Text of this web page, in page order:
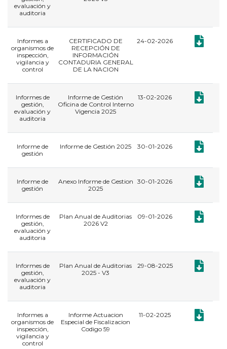
evaluación y
auditoria
Informes a
organismos de
inspección,
vigilancia y
control
CERTIFICADO DE
RECEPCIÓN DE
INFORMACIÓN
CONTADURIA GENERAL
DE LA NACION
24-02-2026
Informes de
gestión,
evaluación y
auditoria
Informe de Gestión
Oficina de Control Interno
Vigencia 2025
13-02-2026
​Informe de
gestión
Informe de Gestión 2025 30-01-2026
​Informe de
gestión
Anexo Informe de Gestion
2025
30-01-2026
Informes de
gestión,
evaluación y
auditoria
Plan Anual de Auditorias
2026 V2
09-01-2026
Informes de
gestión,
evaluación y
auditoria
Plan Anual de Auditorias
2025 - V3
29-08-2025
Informes a
organismos de
inspección,
vigilancia y
control
Informe Actuacion
Especial de Fiscalizacion
Codigo 59
11-02-2025